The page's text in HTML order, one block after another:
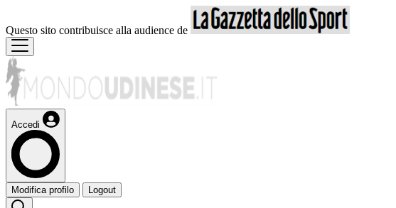
Questo sito contribuisce alla audience de
Accedi
Modifica profilo Logout